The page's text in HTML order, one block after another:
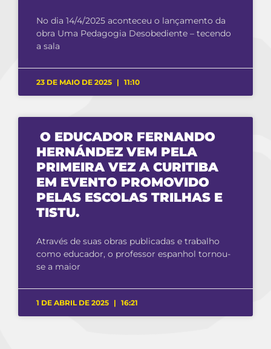
No dia 14/4/2025 aconteceu o lançamento da
obra Uma Pedagogia Desobediente – tecendo
a sala
23 DE MAIO DE 2025 11:10
O EDUCADOR FERNANDO
HERNÁNDEZ VEM PELA
PRIMEIRA VEZ A CURITIBA
EM EVENTO PROMOVIDO
PELAS ESCOLAS TRILHAS E
TISTU.
Através de suas obras publicadas e trabalho
como educador, o professor espanhol tornou-
se a maior
1 DE ABRIL DE 2025 16:21